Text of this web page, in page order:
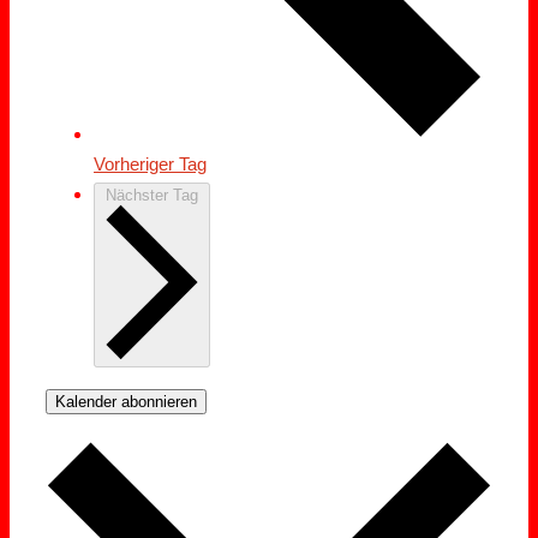
Vorheriger Tag
Nächster Tag
Kalender abonnieren